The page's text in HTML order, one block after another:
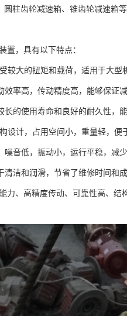
柱齿轮减速箱、锥齿轮减速箱
置，具有以下特点：
较大的扭矩和载荷，适用于大型
率高，传动精度高，能够保证
的使用寿命和良好的耐久性，
设计，占用空间小，重量轻，便
音低，振动小，运行平稳，减
洁和润滑，节省了维修时间和成
力、高精度传动、可靠性高、